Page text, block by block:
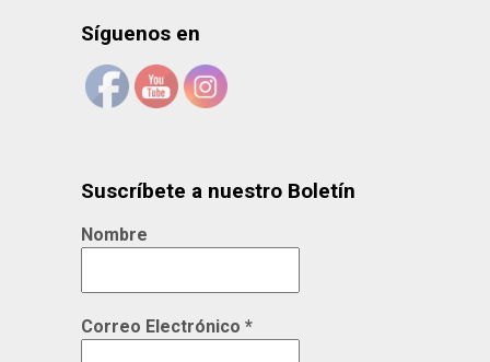
Síguenos en
Suscríbete a nuestro Boletín
Nombre
Correo Electrónico *